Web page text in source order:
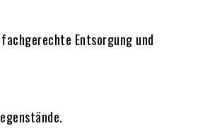
Entsorgung und